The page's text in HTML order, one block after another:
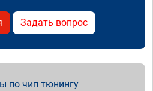
Задать вопрос
по чип тюнингу